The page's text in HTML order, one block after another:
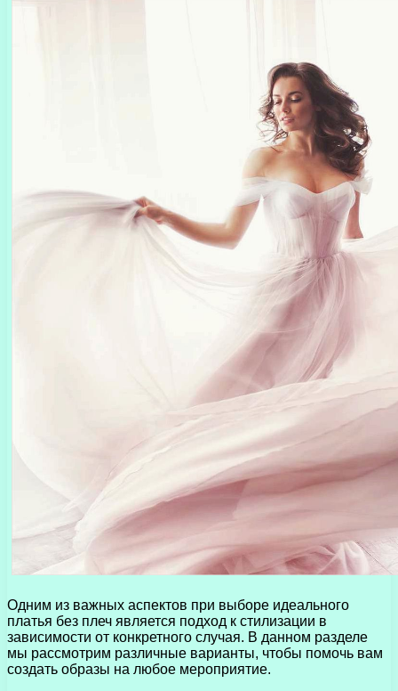
Одним из важных аспектов при выборе идеального
платья без плеч является подход к стилизации в
зависимости от конкретного случая. В данном разделе
мы рассмотрим различные варианты, чтобы помочь вам
создать образы на любое мероприятие.